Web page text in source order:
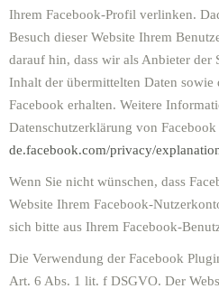
Ihrem Facebook-Profil verlinken.
Besuch dieser Website Ihrem
darauf hin, dass wir als Anbieter der
Inhalt der übermittelten Daten sowie
Facebook erhalten. Weitere
Datenschutzerklärung von Facebook
de.facebook.com/privacy/
Wenn Sie nicht wünschen, dass
Website Ihrem Facebook-
sich bitte aus Ihrem Facebook-
Die Verwendung der Facebook
Art. 6 Abs. 1 lit. f DSGVO. Der